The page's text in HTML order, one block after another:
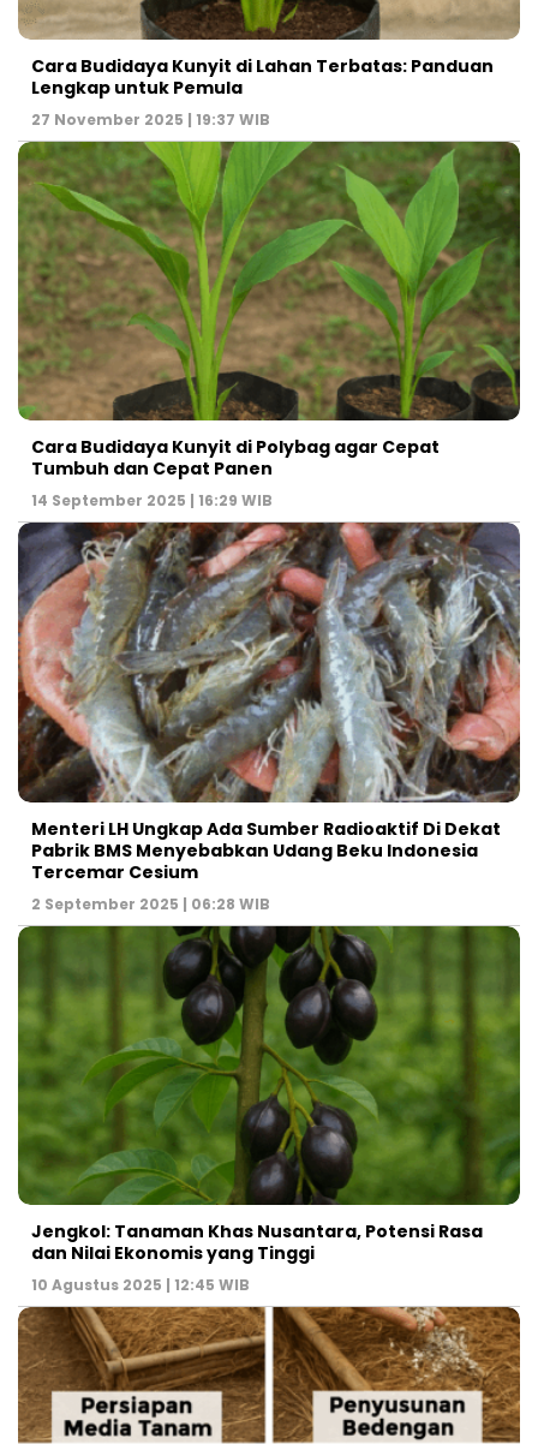
Cara Budidaya Kunyit di Lahan Terbatas: Panduan
Lengkap untuk Pemula
27 November 2025 | 19:37 WIB
Cara Budidaya Kunyit di Polybag agar Cepat
Tumbuh dan Cepat Panen
14 September 2025 | 16:29 WIB
Menteri LH Ungkap Ada Sumber Radioaktif Di Dekat
Pabrik BMS Menyebabkan Udang Beku Indonesia
Tercemar Cesium
2 September 2025 | 06:28 WIB
Jengkol: Tanaman Khas Nusantara, Potensi Rasa
dan Nilai Ekonomis yang Tinggi
10 Agustus 2025 | 12:45 WIB